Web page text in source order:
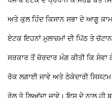
ਅਤੇ ਕੁਲ ਹਿੰਦ ਕਿਸਾਨ ਸਭਾ ਦੇ ਆਗੂ
ਏਟਕ ਇਹਨਾਂ ਮੁਲਾਜ਼ਮਾਂ ਦੀ ਪਿੱਠਤੇ
ਸਰਕਾਰ ਤੋਂ ਜ਼ੋਰਦਾਰ ਮੰਗ ਕੀਤੀ ਕਿ ਸੇਵਾ
ਰੋਕ ਲਗਾਈ ਜਾਵੇ ਅਤੇ ਠੇਕੇਦਾਰੀ
ਰੋਲਤੇ ਲਿਆਂਦਾ ਜਾਵੇ। ਇਸ ਦੇ ਨਾਲ ਹੀ